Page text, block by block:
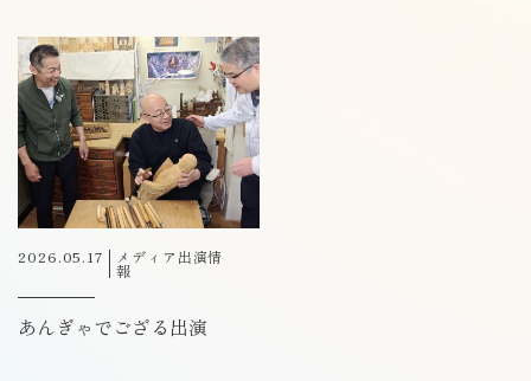
2026.05.17 メディア出演情
報
あんぎゃでござる出演